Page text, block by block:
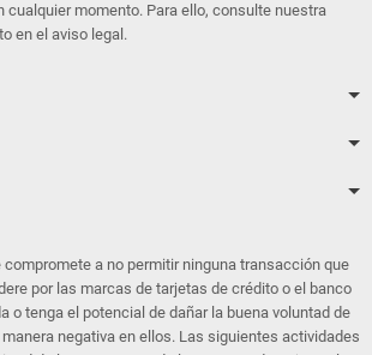
cualquier momento. Para ello, consulte nuestra
en el aviso legal.
a no permitir ninguna transacción que
por las marcas de tarjetas de crédito o el banco
o tenga el potencial de dañar la buena voluntad de
negativa en ellos. Las siguientes actividades